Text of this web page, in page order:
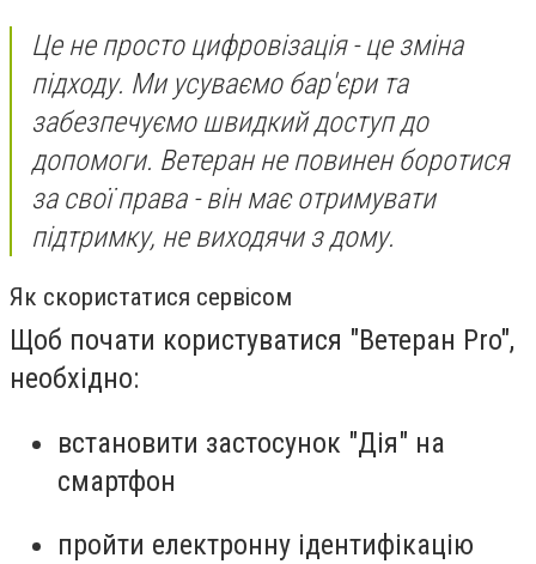
Це не просто цифровізація - це зміна
підходу. Ми усуваємо бар'єри та
забезпечуємо швидкий доступ до
допомоги. Ветеран не повинен боротися
за свої права - він має отримувати
підтримку, не виходячи з дому.
Як скористатися сервісом
Щоб почати користуватися "Ветеран Pro",
необхідно:
встановити застосунок "Дія" на
смартфон
пройти електронну ідентифікацію